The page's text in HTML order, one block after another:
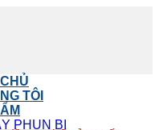
TÔI
PHUN BI